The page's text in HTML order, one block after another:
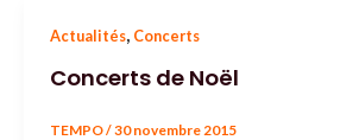
Actualités, Concerts
Concerts de Noël
TEMPO/30 novembre 2015